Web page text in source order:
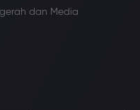
dan Media